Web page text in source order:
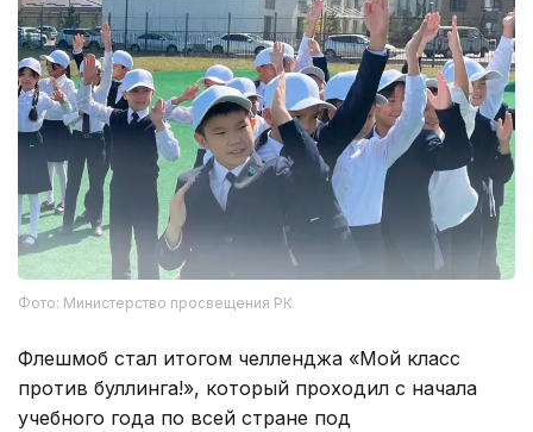
Фото: Министерство просвещения РК
Флешмоб стал итогом челленджа «Мой класс
против буллинга!», который проходил с начала
учебного года по всей стране под